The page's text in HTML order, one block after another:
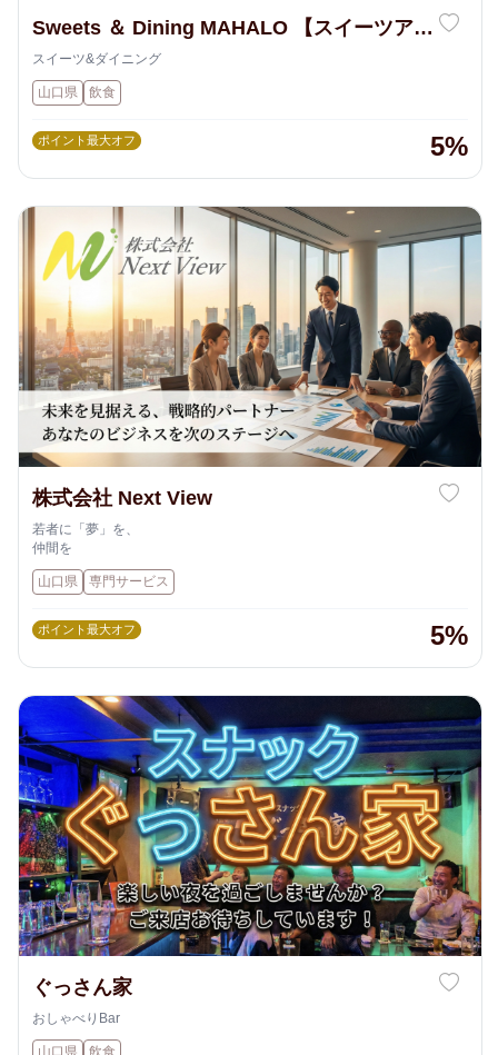
Sweets ＆ Dining MAHALO 【スイーツアン
ドダイニングマハロ】
スイーツ&ダイニング
山口県 飲食
ポイント最大オフ 5%
株式会社 Next View
若者に「夢」を、
仲間を
山口県 専門サービス
ポイント最大オフ 5%
ぐっさん家
おしゃべりBar
山口県 飲食